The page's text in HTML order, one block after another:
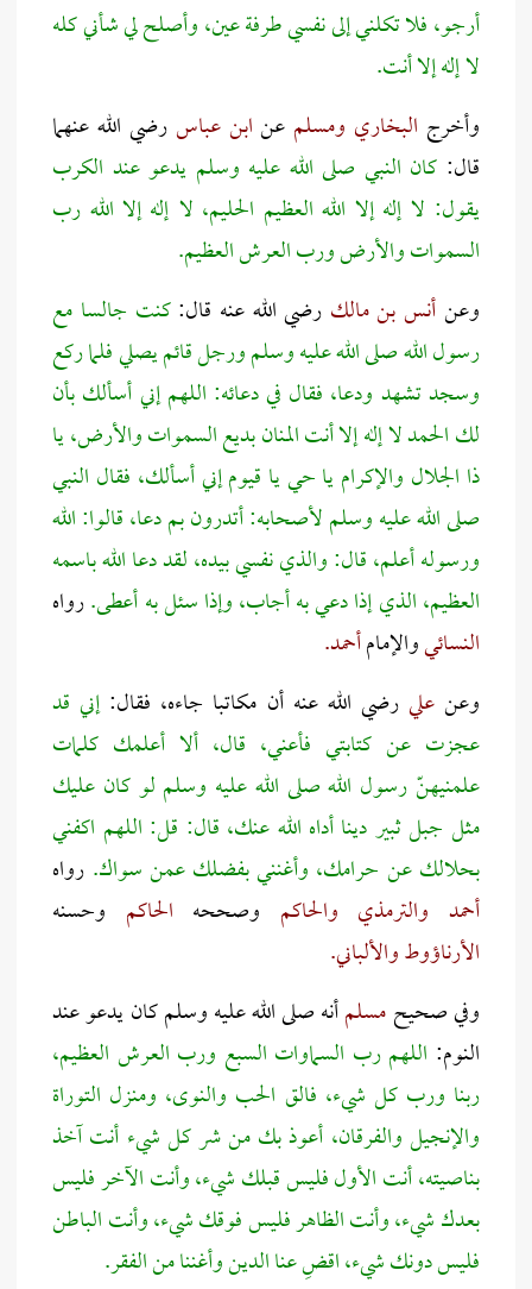
أرجو، فلا تكلني إلى نفسي طرفة عين، وأصلح لي شأني كله
لا إله إلا أنت.
وأخرج البخاري ومسلم عنابن عباسرضي الله عنهما
قال: كان النبي صلى الله عليه وسلم يدعو عند الكرب
يقول: لا إله إلا الله العظيم الحليم، لا إله إلا الله رب
السموات والأرض ورب العرش العظيم.
وعنأنس بن مالك رضي الله عنه قال:كنت جالسا مع
رسول الله صلى الله عليه وسلم ورجل قائم يصلي فلما ركع
وسجد تشهد ودعا، فقال في دعائه: اللهم إني أسألك بأن
لك الحمد لا إله إلا أنت المنان بديع السموات والأرض، يا
ذا الجلال والإكرام يا حي يا قيوم إني أسألك، فقال النبي
صلى الله عليه وسلم لأصحابه: أتدرون بم دعا، قالوا: الله
ورسوله أعلم، قال: والذي نفسي بيده، لقد دعا الله باسمه
العظيم، الذي إذا دعي به أجاب، وإذا سئل به أعطى.رواه
النسائيوالإمامأحمد.
وعنعلي رضي الله عنه أن مكاتبا جاءه، فقال:إني قد
عجزت عن كتابتي فأعني، قال، ألا أعلمك كلمات
علمنيهنّ رسول الله صلى الله عليه وسلم لو كان عليك
مثل جبل ثبير دينا أداه الله عنك، قال: قل: اللهم اكفني
بحلالك عن حرامك، وأغنني بفضلك عمن سواك. رواه
أحمد والترمذي والحاكم وصححه الحاكم وحسنه
الأرناؤوط والألباني.
وفي صحيحمسلمأنه صلى الله عليه وسلم كان يدعو عند
النوم: اللهم رب السماوات السبع ورب العرش العظيم،
ربنا ورب كل شيء، فالق الحب والنوى، ومنزل التوراة
والإنجيل والفرقان، أعوذ بك من شر كل شيء أنت آخذ
بناصيته، أنت الأول فليس قبلك شيء، وأنت الآخر فليس
بعدك شيء، وأنت الظاهر فليس فوقك شيء، وأنت الباطن
فليس دونك شيء، اقضِ عنا الدين وأغننا من الفقر.